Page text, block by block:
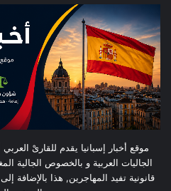
موقع أخبار إسبانيا يقدم للقارىْ العربي
الجاليات العربية و بالخصوص الجالية
قانونية تفيد المهاجرين, هذا بالإضافة